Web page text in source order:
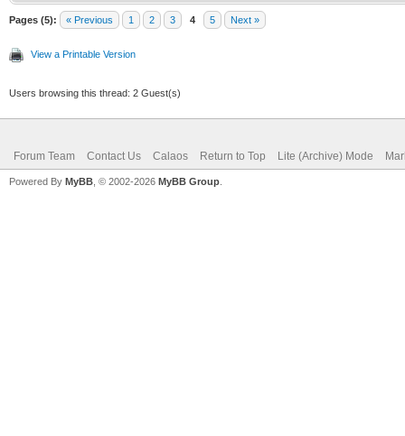
Pages (5): « Previous 1 2 3 4 5 Next »
View a Printable Version
Users browsing this thread: 2 Guest(s)
Forum Team Contact Us Calaos Return to Top Lite (Archive) Mode
Powered By MyBB , © 2002-2026 MyBB Group